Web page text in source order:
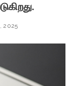
2025